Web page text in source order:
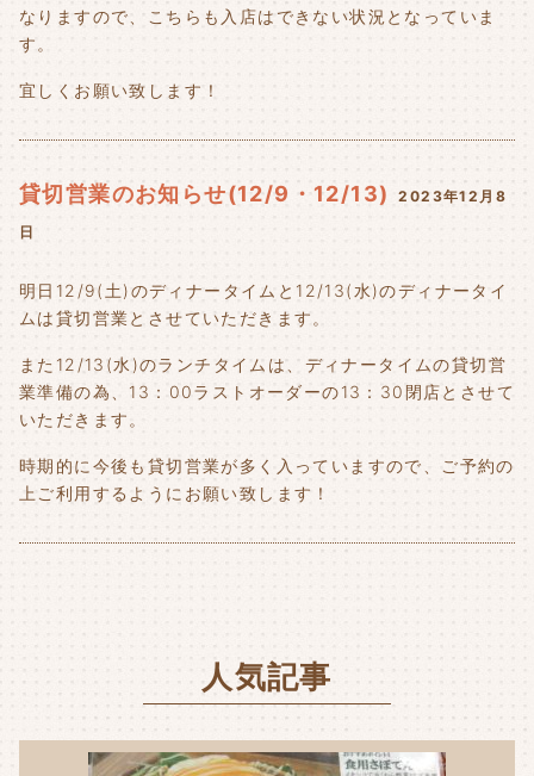
なりますので、こちらも入店はできない状況となっていま
す。
宜しくお願い致します！
貸切営業のお知らせ(12/9・12/13)
2023年12月8
日
明日12/9(土)のディナータイムと12/13(水)のディナータイ
ムは貸切営業とさせていただきます。
また12/13(水)のランチタイムは、ディナータイムの貸切営
業準備の為、13：00ラストオーダーの13：30閉店とさせて
いただきます。
時期的に今後も貸切営業が多く入っていますので、ご予約の
上ご利用するようにお願い致します！
人気記事